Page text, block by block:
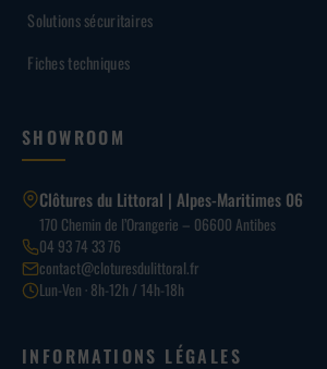
Solutions sécuritaires
Fiches techniques
SHOWROOM
Clôtures du Littoral | Alpes-Maritimes 06
170 Chemin de l’Orangerie – 06600 Antibes
04 93 74 33 76
contact@cloturesdulittoral.fr
Lun-Ven · 8h-12h / 14h-18h
INFORMATIONS LÉGALES